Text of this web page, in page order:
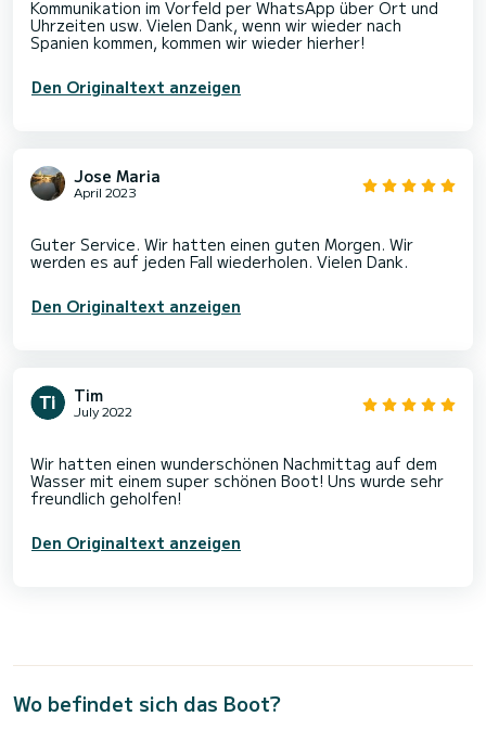
Kommunikation im Vorfeld per WhatsApp über Ort und
Uhrzeiten usw. Vielen Dank, wenn wir wieder nach
Den Originaltext anzeigen
Jose Maria
April 2023
Guter Service. Wir hatten einen guten Morgen. Wir
Den Originaltext anzeigen
Tim
July 2022
Wir hatten einen wunderschönen Nachmittag auf dem
Wasser mit einem super schönen Boot! Uns wurde sehr
Den Originaltext anzeigen
Wo befindet sich das Boot?